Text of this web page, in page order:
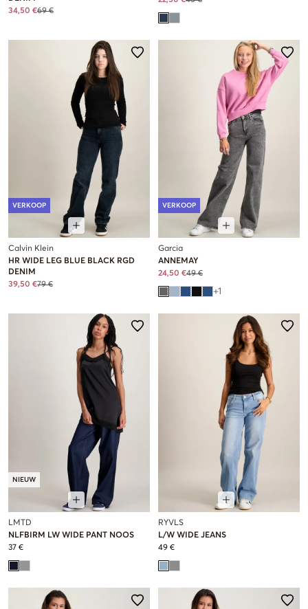
34,50 €69 €
VERKOOP
Calvin Klein
HR WIDE LEG BLUE BLACK RGD
DENIM
39,50 €79 €
VERKOOP
Garcia
ANNEMAY
24,50 €49 €
+1
NIEUW
LMTD
NLFBIRM LW WIDE PANT NOOS
37 €
RYVLS
L/W WIDE JEANS
49 €